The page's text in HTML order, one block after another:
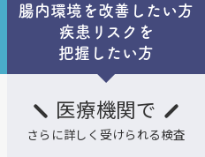
腸内環境を改善したい方
疾患リスクを
把握したい方
医療機関で
さらに詳しく受けられる検査